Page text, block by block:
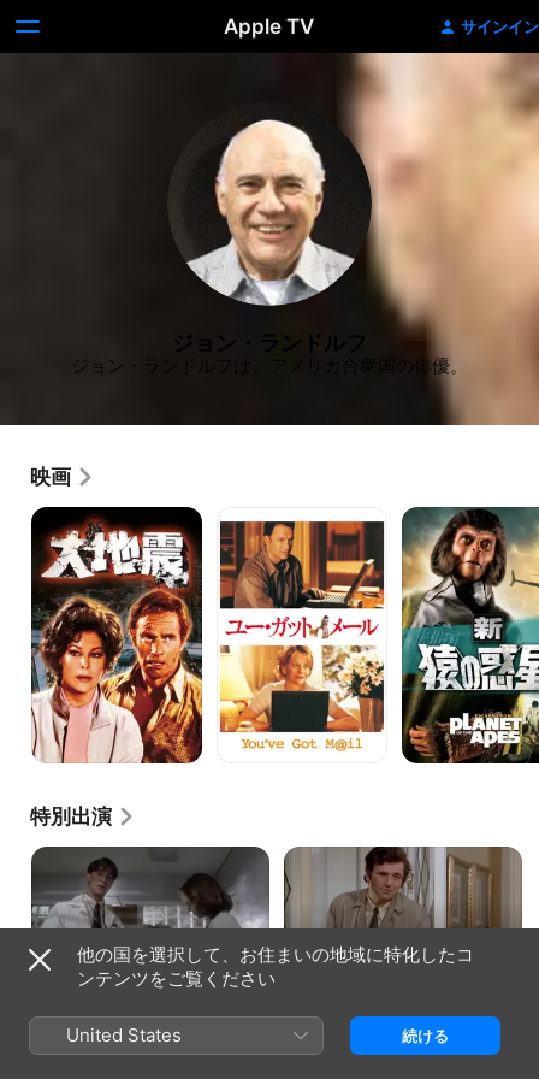
Apple TV サインイン
ジョン・ランドルフ
ジョン・ランドルフは、アメリカ合衆国の俳優。
映画
大
地
ー・
ガ
ッ
ト・
メ
ー
ル
新
の
惑
星
特別出演
ER緊急救命室 · シーズン1、エピソード2
誤診
ることになる。グリーンは妻の死を
刑事コロンボ · シーズン3、エピソード
に、夫は妻の殺害を計画する。
他の国を選択して、お住まいの地域に特化したコ
ンテンツをご覧ください
United States 続ける